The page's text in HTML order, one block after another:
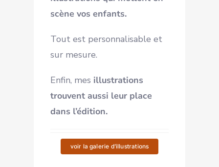
scène vos enfants.
Tout est personnalisable et
sur mesure.
Enfin, mes illustrations
trouvent aussi leur place
dans l’édition.
voir la galerie d’illustrations